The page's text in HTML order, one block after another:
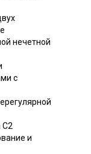
нечетной
с
С2
и